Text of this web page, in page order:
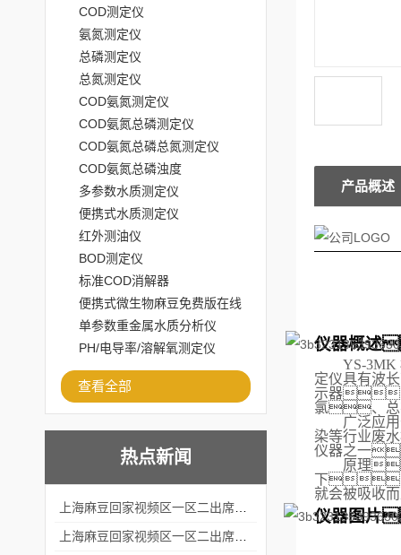
COD测定仪
氨氮测定仪
总磷测定仪
总氮测定仪
COD氨氮测定仪
COD氨氮总磷测定仪
COD氨氮总磷总氮测定仪
COD氨氮总磷浊度
多参数水质测定仪
便携式水质测定仪
红外测油仪
BOD测定仪
标准COD消解器
便携式微生物麻豆免费版在线
观看
单参数重金属水质分析仪
PH/电导率/溶解氧测定仪
查看全部
热点新闻
产品概述
仪器概
YS-3MK
定仪具有波
示器
氯、总
广泛应
染等行业废
仪器之一
原理
下，
就会被吸收
仪器图片